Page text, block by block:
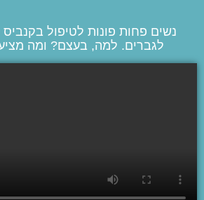
נשים פחות פונות לטיפול
לגברים. למה, בעצם? ומה